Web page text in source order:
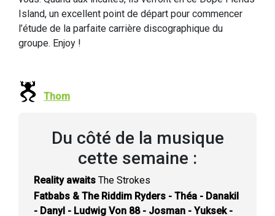
Island, un excellent point de départ pour commencer
l’étude de la parfaite carrière discographique du
groupe. Enjoy !
Thom
Du côté de la musique
cette semaine :
Reality awaits The Strokes
Fatbabs & The Riddim Ryders - Théa - Danakil
- Danyl - Ludwig Von 88 - Josman - Yuksek -